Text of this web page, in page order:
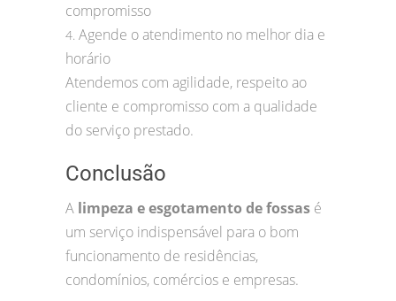
compromisso
4. Agende o atendimento no melhor dia e
horário
Atendemos com agilidade, respeito ao
cliente e compromisso com a qualidade
do serviço prestado.
Conclusão
A limpeza e esgotamento de fossas é
um serviço indispensável para o bom
funcionamento de residências,
condomínios, comércios e empresas.